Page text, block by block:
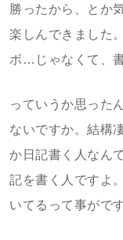
勝ったから、とか
楽しんできました
ボ…じゃなくて、
っていうか思った
ないですか。結構
か日記書く人なん
記を書く人ですよ
いてるって事がです